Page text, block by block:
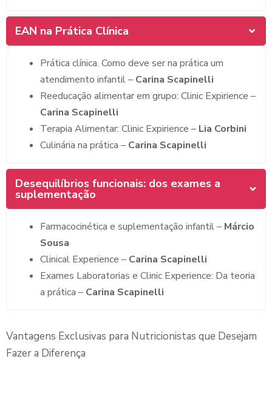
EAN na Prática Clínica
Prática clínica. Como deve ser na prática um
atendimento infantil – Carina Scapinelli
Reeducação alimentar em grupo: Clinic Expirience –
Carina Scapinelli
Terapia Alimentar: Clinic Expirience – Lia Corbini
Culinária na prática – Carina Scapinelli
Desequilíbrios funcionais: dos exames a
suplementação
Farmacocinética e suplementação infantil – Márcio
Sousa
Clinical Experience – Carina Scapinelli
Exames Laboratorias e Clinic Experience: Da teoria
a prática – Carina Scapinelli
Vantagens Exclusivas para Nutricionistas que Desejam
Fazer a Diferença